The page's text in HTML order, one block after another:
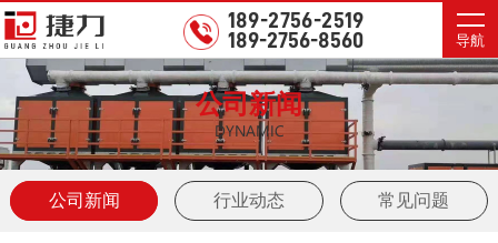
189-2756-2519
189-2756-8560
导航
公司新闻
DYNAMIC
公司新闻 行业动态 常见问题